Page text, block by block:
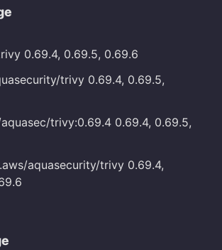
0.69.4, 0.69.5, 0.69.6
trivy 0.69.4, 0.69.5,
trivy:0.69.4 0.69.4, 0.69.5,
aquasecurity/trivy 0.69.4,